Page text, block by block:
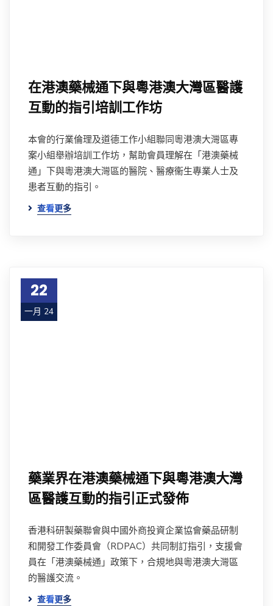
在港澳藥械通下與粵港澳大灣區醫護
互動的指引培訓工作坊
本會的行業倫理及道德工作小組聯同粵港澳大灣區專
案小組舉辦培訓工作坊，幫助會員理解在「港澳藥械
通」下與粵港澳大灣區的醫院、醫療衞生專業人士及
患者互動的指引。
查看更多
22
一月 24
藥業界在港澳藥械通下與粵港澳大灣
區醫護互動的指引正式發佈
香港科研製藥聯會與中國外商投資企業協會藥品研制
和開發工作委員會（RDPAC）共同制訂指引，支援會
員在「港澳藥械通」政策下，合規地與粵港澳大灣區
的醫護交流。
查看更多